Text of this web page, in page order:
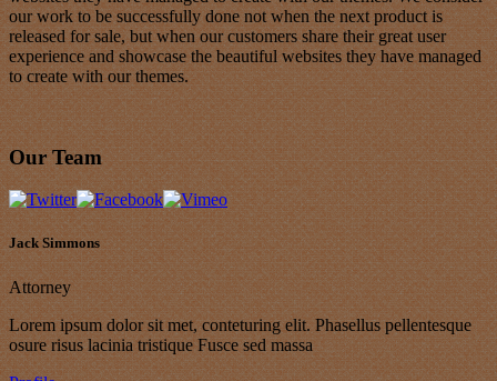
our work to be successfully done not when the next product is
released for sale, but when our customers share their great user
experience and showcase the beautiful websites they have managed
to create with our themes.
Our Team
Jack Simmons
Attorney
Lorem ipsum dolor sit met, conteturing elit. Phasellus pellentesque
osure risus lacinia tristique Fusce sed massa